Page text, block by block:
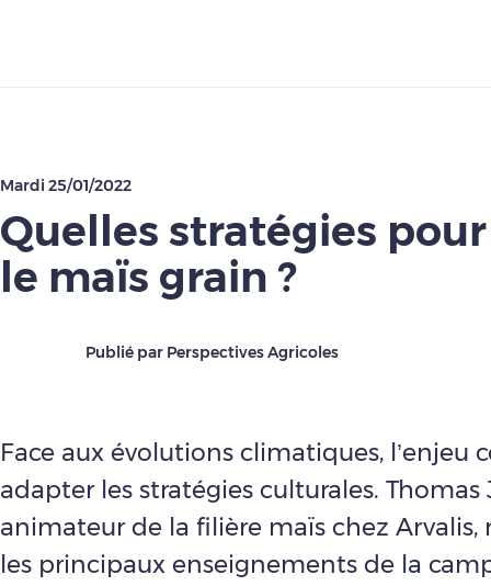
Mardi 25/01/2022
Quelles stratégies
le maïs grain ?
Publié par Perspectives Agricoles
Face aux évolutions climatiques, l’enjeu
adapter les stratégies culturales. Thomas
animateur de la filière maïs chez Arvalis,
les principaux enseignements de la